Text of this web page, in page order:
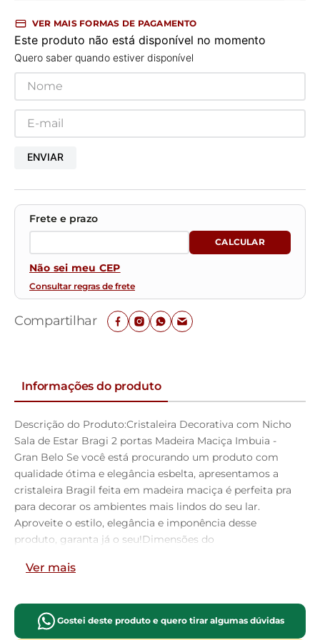
VER MAIS FORMAS DE PAGAMENTO
Este produto não está disponível no momento
Quero saber quando estiver disponível
ENVIAR
Não sei meu CEP
Consultar regras de frete
Compartilhar
Informações do produto
Descrição do Produto:Cristaleira Decorativa com Nicho
Sala de Estar Bragi 2 portas Madeira Maciça Imbuia -
Gran Belo Se você está procurando um produto com
qualidade ótima e elegância esbelta, apresentamos a
cristaleira Bragil feita em madeira maciça é perfeita pra
para decorar os ambientes mais lindos do seu lar.
Aproveite o estilo, elegância e imponência desse
produto, garanta já o seu!Dimensões do
do Produto:Material da Estrutura: Madeira
vidro;Prateleiras: 04 ;Portas: 2 de
Vidro;Observação: 10 kg por Prateleira;Quantidade de
Ver mais
Gostei deste produto e quero tirar algumas dúvidas